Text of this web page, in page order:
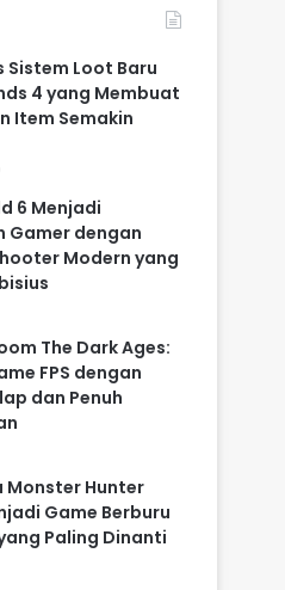
Sistem Loot Baru
4 yang Membuat
Item Semakin
6 Menjadi
Gamer dengan
Modern yang
The Dark Ages:
FPS dengan
dan Penuh
Monster Hunter
Game Berburu
Paling Dinanti